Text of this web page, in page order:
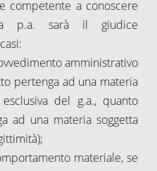
competente a conoscere
p.a. sarà il giudice
amministrativo
pertenga ad una materia
del g.a., quanto
ad una materia soggetta
materiale, se